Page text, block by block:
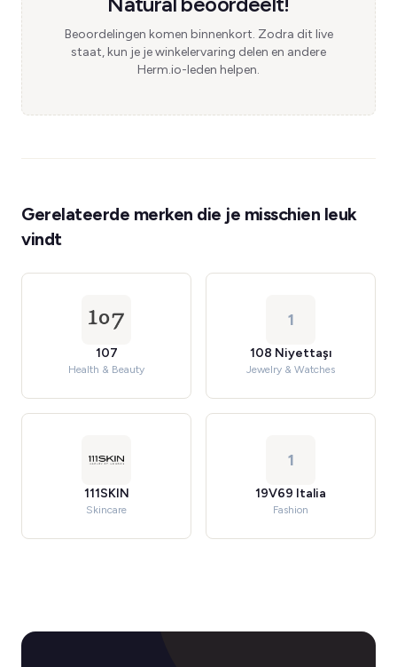
Beoordelingen komen binnenkort. Zodra dit live
staat, kun je je winkelervaring delen en andere
Herm.io-leden helpen.
Gerelateerde merken die je misschien leuk
vindt
107
Health & Beauty
1
108 Niyettaşı
Jewelry & Watches
111SKIN
Skincare
1
19V69 Italia
Fashion